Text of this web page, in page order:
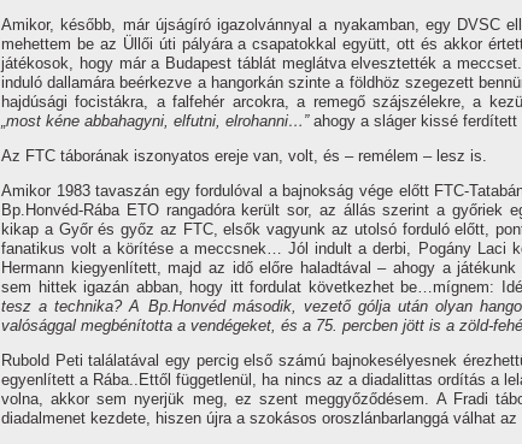
Amikor, később, már újságí­ró igazolvánnyal a nyakamban, egy DVSC
mehettem be az Üllői úti pályára a csapatokkal együtt, ott és akkor
játékosok, hogy már a Budapest táblát meglátva elvesztették a
induló dallamára beérkezve a hangorkán szinte a földhöz szegezett
hajdúsági focistákra, a falfehér arcokra, a remegő szájszélekre, a
„most kéne abbahagyni, elfutni, elrohanni…”ahogy a sláger kissé ferdí­tett
Az FTC táborának iszonyatos ereje van, volt, és – remélem – lesz is.
Amikor 1983 tavaszán egy fordulóval a bajnokság vége előtt FTC-
Bp.Honvéd-Rába ETO rangadóra került sor, az állás szerint a győriek
kikap a Győr és győz az FTC, elsők vagyunk az utolsó forduló előtt,
fanatikus volt a körí­tése a meccsnek… Jól indult a derbi, Pogány Laci
Hermann kiegyenlí­tett, majd az idő előre haladtával – ahogy a
sem hittek igazán abban, hogy itt fordulat következhet be…mí­gnem:
tesz a technika? A Bp.Honvéd második, vezető gólja után olyan
valósággal megbéní­totta a vendégeket, és a 75. percben jött is a zöld-
Rubold Peti találatával egy percig első számú bajnokesélyesnek
egyenlí­tett a Rába..Ettől függetlenül, ha nincs az a diadalittas ordí­tás a
volna, akkor sem nyerjük meg, ez szent meggyőződésem. A Fradi
diadalmenet kezdete, hiszen újra a szokásos oroszlánbarlanggá válhat